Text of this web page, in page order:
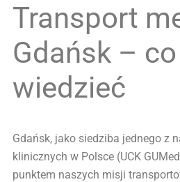
Transport
Gdańsk –
wiedzieć
Gdańsk, jako siedziba jednego z
klinicznych w Polsce (UCK
punktem naszych misji